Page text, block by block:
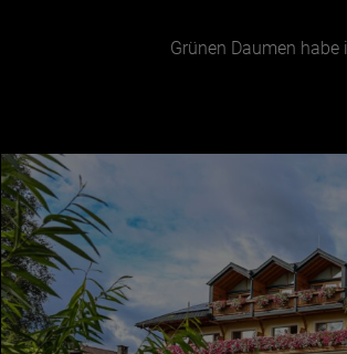
Grünen Daumen